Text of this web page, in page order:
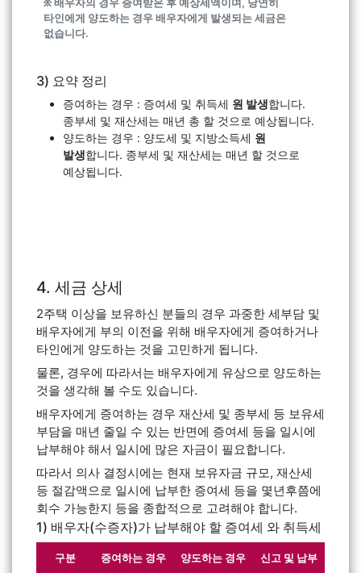
타인에게 양도하는 경우 배우자에게 발생되는 세금은
없습니다.
3) 요약 정리
증여하는 경우 : 증여세 및 취득세 원 발생합니다.
종부세 및 재산세는 매년 총 할 것으로 예상됩니다.
양도하는 경우 : 양도세 및 지방소득세 원
발생합니다. 종부세 및 재산세는 매년 할 것으로
예상됩니다.
4. 세금 상세
2주택 이상을 보유하신 분들의 경우 과중한 세부담 및
배우자에게 부의 이전을 위해 배우자에게 증여하거나
타인에게 양도하는 것을 고민하게 됩니다.
물론, 경우에 따라서는 배우자에게 유상으로 양도하는
것을 생각해 볼 수도 있습니다.
배우자에게 증여하는 경우 재산세 및 종부세 등 보유세
부담을 매년 줄일 수 있는 반면에 증여세 등을 일시에
납부해야 해서 일시에 많은 자금이 필요합니다.
따라서 의사 결정시에는 현재 보유자금 규모, 재산세
등 절감액으로 일시에 납부한 증여세 등을 몇년후쯤에
회수 가능한지 등을 종합적으로 고려해야 합니다.
1) 배우자(수증자)가 납부해야 할 증여세 와 취득세
구분 증여하는 경우 양도하는 경우 신고 및 납부